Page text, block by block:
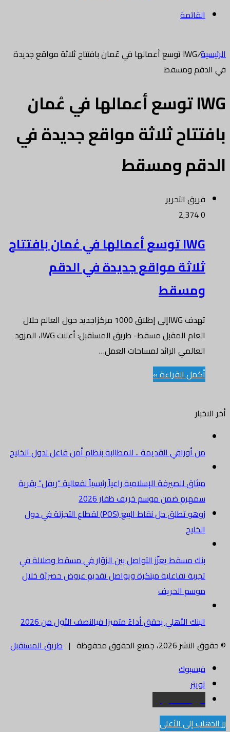
القائمة
الرئيسية/
IWG توسع أعمالها في عُمان بافتتاح ثلاثة مواقع جديدة
في الدقم ومسقط
IWG توسع أعمالها في عُمان
بافتتاح ثلاثة مواقع جديدة في
الدقم ومسقط
فريق التحرير
0
IWG توسع أعمالها في عُمان بافتتاح
ثلاثة مواقع جديدة في الدقم
ومسقط
تهدف IWGإلى إطلاق 1000 مركزاجديد حول العالم خلال
العام المقبل مسقط- طريق المستقبل: أعلنت IWG، المزود
العالمي الرائد لمساحات العمل…
أكمل القراءة »
أخر الاخبار
من أوراقي القديمة .. للمطالبة بنظام أمن فاعل لدول الخليج
ميثاق للصيرفة الإسلامية راعياً رئيسياً لفعالية “ريفل” بقرية
سمهرم ضمن موسم خريف ظفار 2026
زوهو تطلق حل نقاط البيع (POS) لقطاع التجزئة في دول
الخليج
بنك مسقط يعزّز التواصل بين الزوّار في مسقط وصلالة في
تجربة تفاعلية مبتكرة ويواصل تقديم عروض حصريّة خلال
موسم الخريف
البنك الأهلي يحقق أداءً متميزا فيالنصف الأول من 2026
© حقوق النشر 2026، جميع الحقوق محفوظة |
طريق المستقبل
فيسبوك
تويتر
البريد الالكتروني
زر الذهاب إلى الأعلى